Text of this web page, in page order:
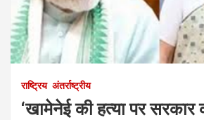
राष्ट्रिय अंतर्राष्ट्रीय
‘खामेनेई की हत्या पर सरकार